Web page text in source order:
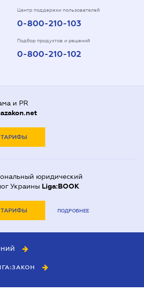
Центр поддержки пользователей
0-800-210-103
Подбор продуктов и решений
0-800-210-102
и PR
ТАРИФЫ
юридический
Украины Liga:BOOK
ТАРИФЫ ПОДРОБНЕЕ